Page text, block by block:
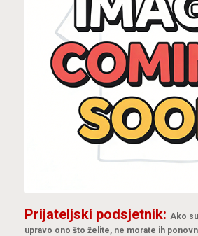
Prijateljski podsjetnik: Ako
upravo ono što želite, ne morate ih